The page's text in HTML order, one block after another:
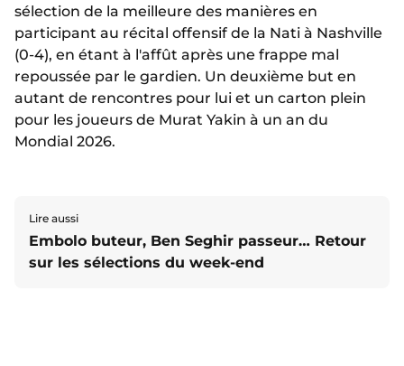
sélection de la meilleure des manières en
participant au récital offensif de la Nati à Nashville
(0-4), en étant à l'affût après une frappe mal
repoussée par le gardien. Un deuxième but en
autant de rencontres pour lui et un carton plein
pour les joueurs de Murat Yakin à un an du
Mondial 2026.
Lire aussi
Embolo buteur, Ben Seghir passeur… Retour
sur les sélections du week-end